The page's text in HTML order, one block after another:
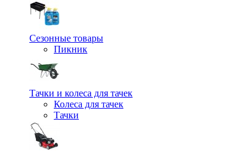
Сезонные товары
Пикник
Тачки и колеса для тачек
Колеса для тачек
Тачки